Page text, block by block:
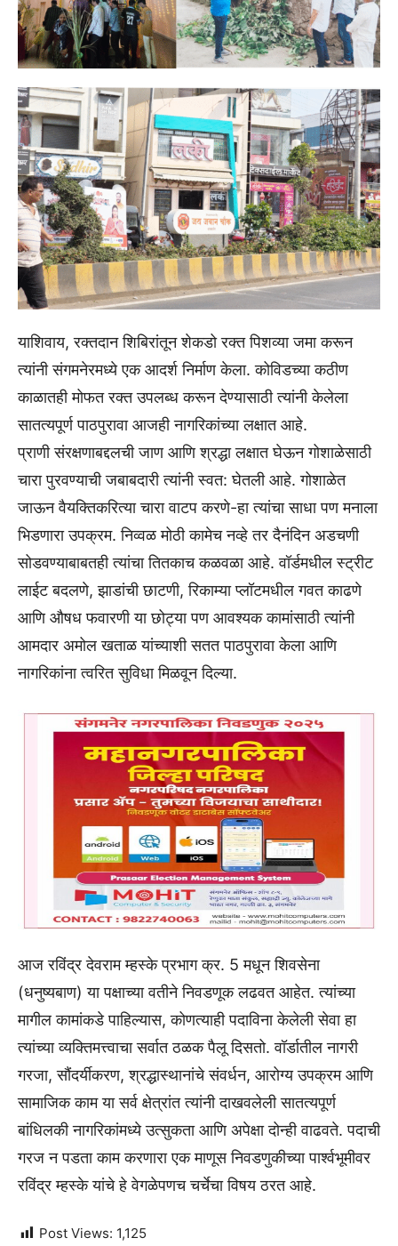
याशिवाय, रक्तदान शिबिरांतून शेकडो रक्त पिशव्या जमा करून
त्यांनी संगमनेरमध्ये एक आदर्श निर्माण केला. कोविडच्या कठीण
काळातही मोफत रक्त उपलब्ध करून देण्यासाठी त्यांनी केलेला
सातत्यपूर्ण पाठपुरावा आजही नागरिकांच्या लक्षात आहे.
प्राणी संरक्षणाबद्दलची जाण आणि श्रद्धा लक्षात घेऊन गोशाळेसाठी
चारा पुरवण्याची जबाबदारी त्यांनी स्वत: घेतली आहे. गोशाळेत
जाऊन वैयक्तिकरित्या चारा वाटप करणे-हा त्यांचा साधा पण मनाला
भिडणारा उपक्रम. निव्वळ मोठी कामेच नव्हे तर दैनंदिन अडचणी
सोडवण्याबाबतही त्यांचा तितकाच कळवळा आहे. वॉर्डमधील स्ट्रीट
लाईट बदलणे, झाडांची छाटणी, रिकाम्या प्लॉटमधील गवत काढणे
आणि औषध फवारणी या छोट्या पण आवश्यक कामांसाठी त्यांनी
आमदार अमोल खताळ यांच्याशी सतत पाठपुरावा केला आणि
नागरिकांना त्वरित सुविधा मिळवून दिल्या.
आज रविंद्र देवराम म्हस्के प्रभाग क्र. 5 मधून शिवसेना
(धनुष्यबाण) या पक्षाच्या वतीने निवडणूक लढवत आहेत. त्यांच्या
मागील कामांकडे पाहिल्यास, कोणत्याही पदाविना केलेली सेवा हा
त्यांच्या व्यक्तिमत्त्वाचा सर्वात ठळक पैलू दिसतो. वॉर्डातील नागरी
गरजा, सौंदर्यीकरण, श्रद्धास्थानांचे संवर्धन, आरोग्य उपक्रम आणि
सामाजिक काम या सर्व क्षेत्रांत त्यांनी दाखवलेली सातत्यपूर्ण
बांधिलकी नागरिकांमध्ये उत्सुकता आणि अपेक्षा दोन्ही वाढवते. पदाची
गरज न पडता काम करणारा एक माणूस निवडणुकीच्या पार्श्वभूमीवर
रविंद्र म्हस्के यांचे हे वेगळेपणच चर्चेचा विषय ठरत आहे.
Post Views: 1,125